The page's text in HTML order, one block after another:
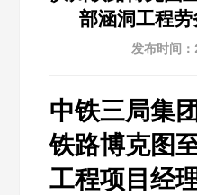
部涵洞工程
发布时间
中铁三局集
铁路博克图
工程项目经